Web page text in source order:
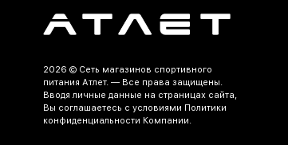
2026 © Сеть магазинов спортивного
питания Атлет. — Все права защищены.
Вводя личные данные на страницах сайта,
Вы соглашаетесь c условиями Политики
конфиденциальности Компании.